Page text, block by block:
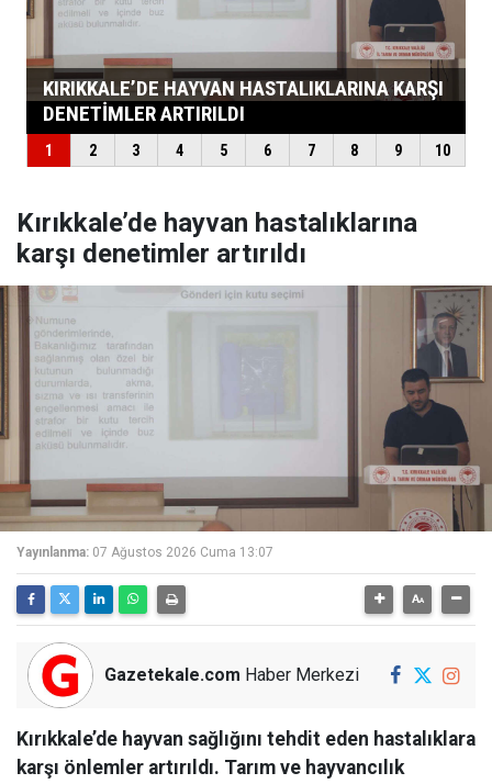
Kırıkkale’de hayvan hastalıklarına
karşı denetimler artırıldı
Yayınlanma: 07 Ağustos 2026 Cuma 13:07
Gazetekale.com Haber Merkezi
Kırıkkale’de hayvan sağlığını tehdit eden hastalıklara
karşı önlemler artırıldı. Tarım ve hayvancılık